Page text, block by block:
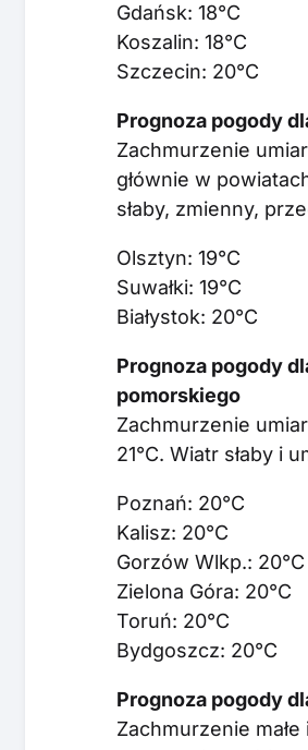
Gdańsk: 18°C
Koszalin: 18°C
Szczecin: 20°C
Prognoza pogody
Zachmurzenie
głównie w
słaby, zmienny,
Olsztyn: 19°C
Suwałki: 19°C
Białystok: 20°C
Prognoza pogody
pomorskiego
Zachmurzenie
21°C. Wiatr słaby i
Poznań: 20°C
Kalisz: 20°C
Gorzów Wlkp.:
Zielona Góra:
Toruń: 20°C
Bydgoszcz: 20°C
Prognoza pogody
Zachmurzenie